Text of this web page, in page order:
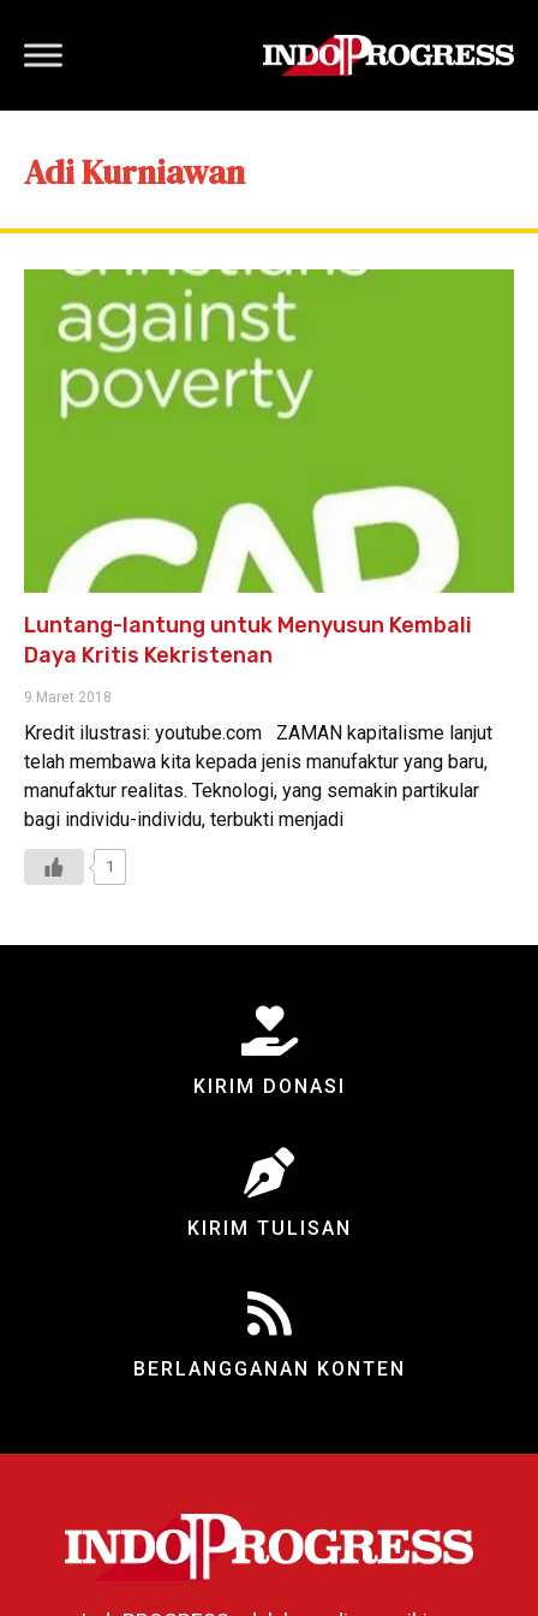
Adi Kurniawan
Luntang-lantung untuk Menyusun Kembali
Daya Kritis Kekristenan
9 Maret 2018
Kredit ilustrasi: youtube.com ZAMAN kapitalisme lanjut
telah membawa kita kepada jenis manufaktur yang baru,
manufaktur realitas. Teknologi, yang semakin partikular
bagi individu-individu, terbukti menjadi
1
KIRIM DONASI
KIRIM TULISAN
BERLANGGANAN KONTEN